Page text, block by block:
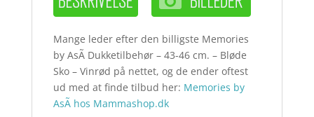
Mange leder efter den billigste Memories
by AsÃ­ Dukketilbehør – 43-46 cm. – Bløde
Sko – Vinrød på nettet, og de ender oftest
ud med at finde tilbud her: Memories by
AsÃ­ hos Mammashop.dk